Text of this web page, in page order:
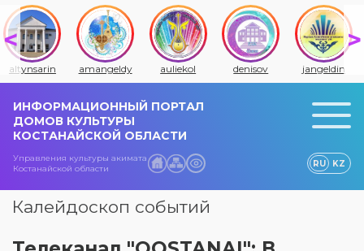
altynsarin amangeldy auliekol denisov jangeldin
ИНФОРМАЦИОННЫЙ ПОРТАЛ
ДОМОВ КУЛЬТУРЫ
КОСТАНАЙСКОЙ ОБЛАСТИ
Управления культуры акимата
Костанайской области
RU KZ
Калейдоскоп событий